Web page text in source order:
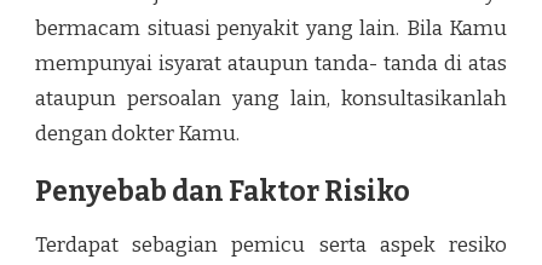
bermacam situasi penyakit yang lain. Bila Kamu
mempunyai isyarat ataupun tanda- tanda di atas
ataupun persoalan yang lain, konsultasikanlah
dengan dokter Kamu.
Penyebab dan Faktor Risiko
Terdapat sebagian pemicu serta aspek resiko